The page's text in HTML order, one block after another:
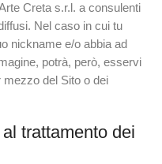
Creta s.r.l. a consulenti
Nel caso in cui tu
nickname e/o abbia ad
potrà, però, esservi
mezzo del Sito o dei
trattamento dei